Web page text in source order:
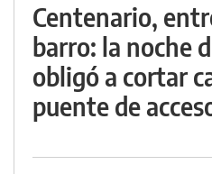
Centenario,
barro: la noche
obligó a cortar
puente de